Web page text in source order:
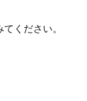
ください。